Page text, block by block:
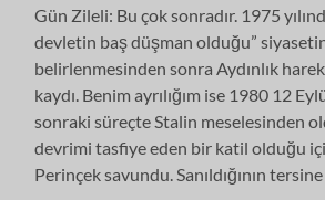
Gün Zileli: Bu çok sonradır. 1975
devletin baş düşman olduğu”
belirlenmesinden sonra Aydınlık
kaydı. Benim ayrılığım ise 1980 12
sonraki süreçte Stalin meselesinden
devrimi tasfiye eden bir katil olduğu
Perinçek savundu. Sanıldığının